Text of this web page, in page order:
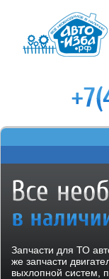
Запчасти для ТО
же запчасти
выхлопной систем,